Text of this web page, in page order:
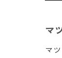
マ
マ